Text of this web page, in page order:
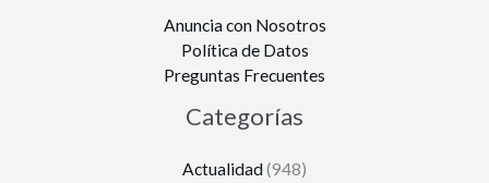
Anuncia con Nosotros
Política de Datos
Preguntas Frecuentes
Categorías
Actualidad(948)